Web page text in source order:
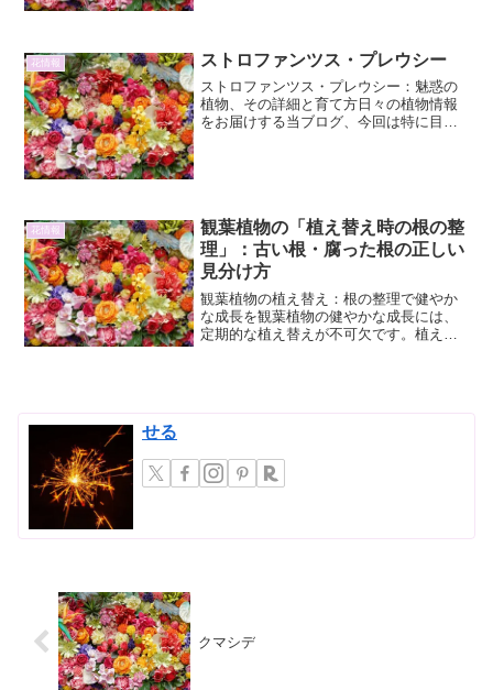
花情報 ストロファンツス・プレウシー
ストロファンツス・プレウシー：魅惑の
植物、その詳細と育て方日々の植物情報
をお届けする当ブログ、今回は特に目を
花情報
観葉植物の「植え替え時の根の整
理」：古い根・腐った根の正しい
見分け方
観葉植物の植え替え：根の整理で健やか
な成長を観葉植物の健やかな成長には、
定期的な植え替えが不可欠です。植え替
せる
クマシデ